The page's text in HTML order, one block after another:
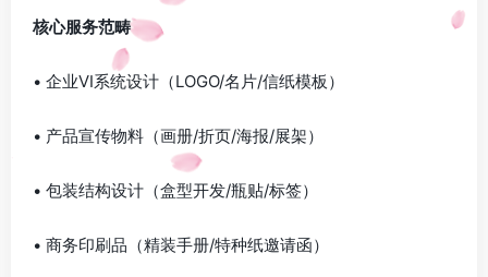
核心服务范畴
• 企业VI系统设计（LOGO/名片/信纸模板）
• 产品宣传物料（画册/折页/海报/展架）
• 包装结构设计（盒型开发/瓶贴/标签）
• 商务印刷品（精装手册/特种纸邀请函）